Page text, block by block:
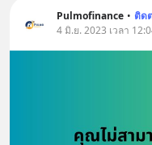
Pulmofinance • ติด
4 มิ.ย. 2023 เวลา